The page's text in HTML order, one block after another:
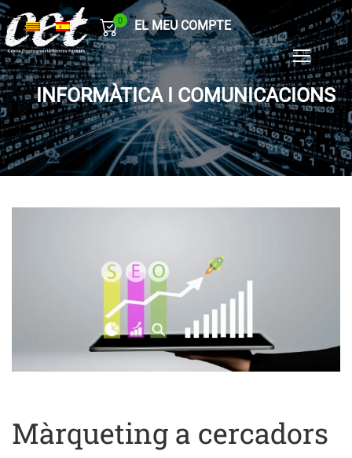
0 EL MEU COMPTE
INFORMÀTICA I COMUNICACIONS
Màrqueting a cercadors